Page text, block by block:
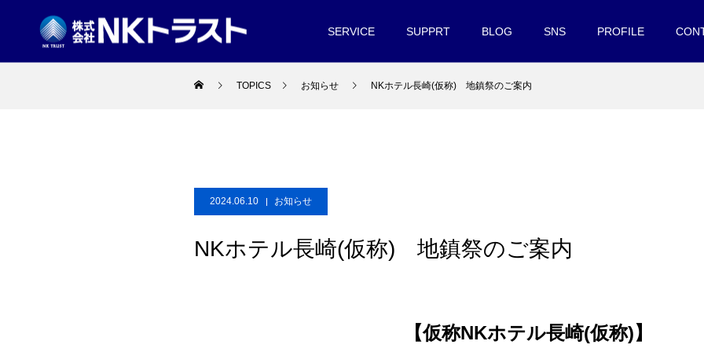
SERVICE SUPPRT BLOG SNS PROFILE
TOPICS お知らせ NKホテル長崎(仮称) 地鎮祭のご案内
2024.06.10 お知らせ
NKホテル長崎(仮称) 地鎮祭のご案内
【仮称NKホテル長崎(仮称)】